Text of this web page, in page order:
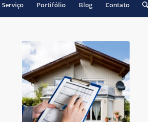
Serviço Portifólio Blog Contato